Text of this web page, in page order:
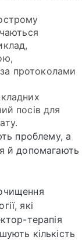
за протоколами
посів для
проблему, а
й допомагають
які
терапія
кількість